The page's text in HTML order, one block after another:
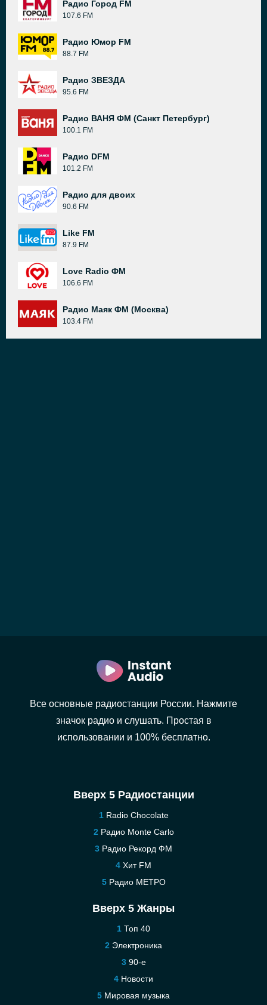
Радио Город FM
107.6 FM
Радио Юмор FM
88.7 FM
Радио ЗВЕЗДА
95.6 FM
Радио ВАНЯ ФМ (Санкт Петербург)
100.1 FM
Радио DFM
101.2 FM
Радио для двоих
90.6 FM
Like FM
87.9 FM
Love Radio ФМ
106.6 FM
Радио Маяк ФМ (Москва)
103.4 FM
Все основные радиостанции России. Нажмите
значок радио и слушать. Простая в
использовании и 100% бесплатно.
Вверх 5 Радиостанции
Radio Chocolate
Радио Monte Carlo
Радио Рекорд ФМ
Хит FM
Радио МЕТРО
Вверх 5 Жанры
Топ 40
Электроника
90-е
Новости
Мировая музыка